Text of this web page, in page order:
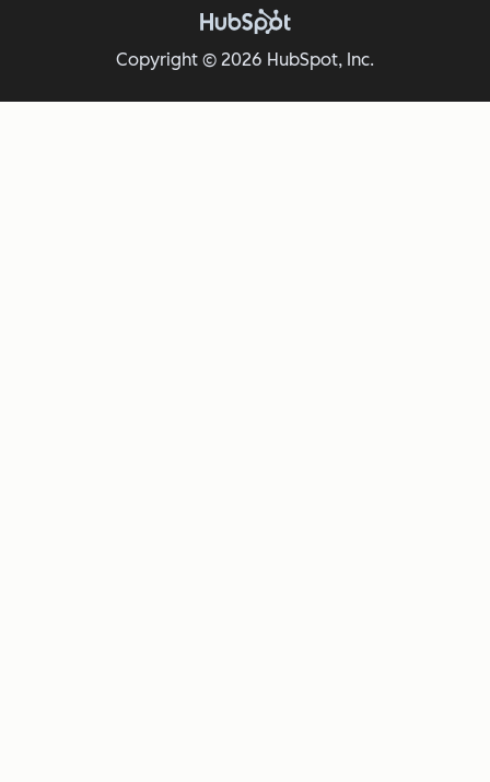
Copyright © 2026 HubSpot, Inc.